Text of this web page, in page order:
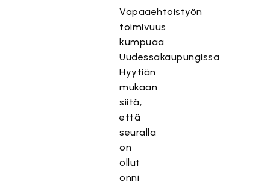
Vapaaehtoistyön
toimivuus
kumpuaa
Uudessakaupungissa
Hyytiän
mukaan
siitä,
että
seuralla
on
ollut
onni